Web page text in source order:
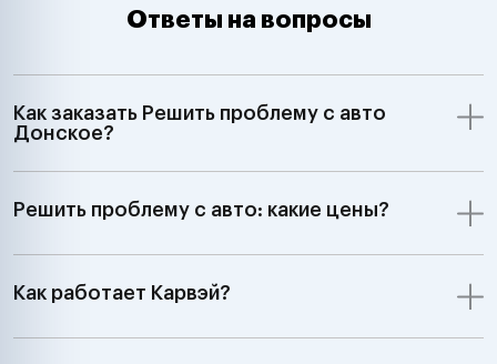
Ответы на вопросы
Как заказать Решить проблему с авто
Донское?
Решить проблему с авто: какие цены?
Как работает Карвэй?